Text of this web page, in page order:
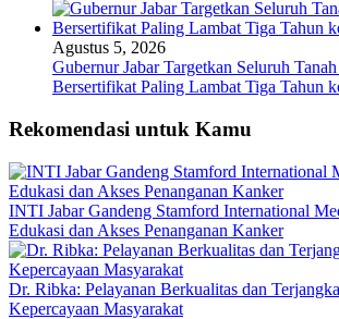
Agustus 5, 2026
Gubernur Jabar Targetkan Seluruh
Bersertifikat Paling Lambat Tiga Tahun
Rekomendasi untuk Kamu
INTI Jabar Gandeng Stamford International
Edukasi dan Akses Penanganan Kanker
Dr. Ribka: Pelayanan Berkualitas dan
Kepercayaan Masyarakat